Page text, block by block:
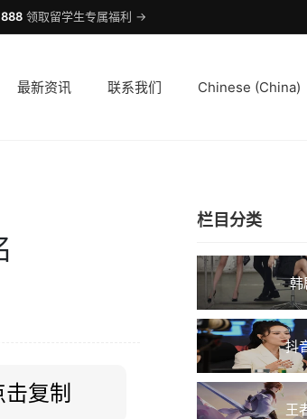
领取留学生专属福利 →
最新资讯 联系我们 Chinese (China)
复制
栏目分类
韩
抖
王